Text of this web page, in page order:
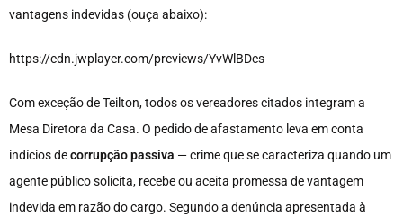
vantagens indevidas (ouça abaixo):
https://cdn.jwplayer.com/previews/YvWlBDcs
Com exceção de Teilton, todos os vereadores citados integram a
Mesa Diretora da Casa. O pedido de afastamento leva em conta
indícios decorrupção passiva — crime que se caracteriza quando um
agente público solicita, recebe ou aceita promessa de vantagem
indevida em razão do cargo. Segundo a denúncia apresentada à